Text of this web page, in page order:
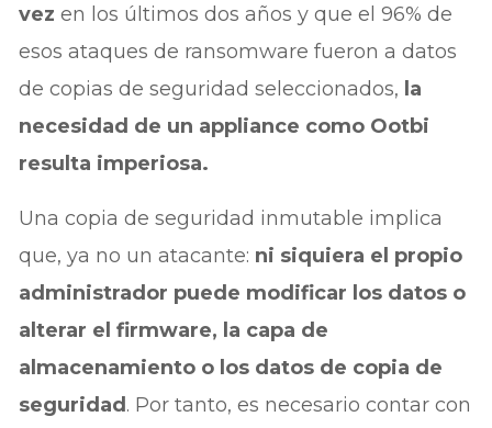
vez en los últimos dos años y que el 96% de
esos ataques de ransomware fueron a datos
de copias de seguridad seleccionados, la
necesidad de un appliance como Ootbi
resulta imperiosa.
Una copia de seguridad inmutable implica
que, ya no un atacante: ni siquiera el propio
administrador puede modificar los datos o
alterar el firmware, la capa de
almacenamiento o los datos de copia de
seguridad . Por tanto, es necesario contar con